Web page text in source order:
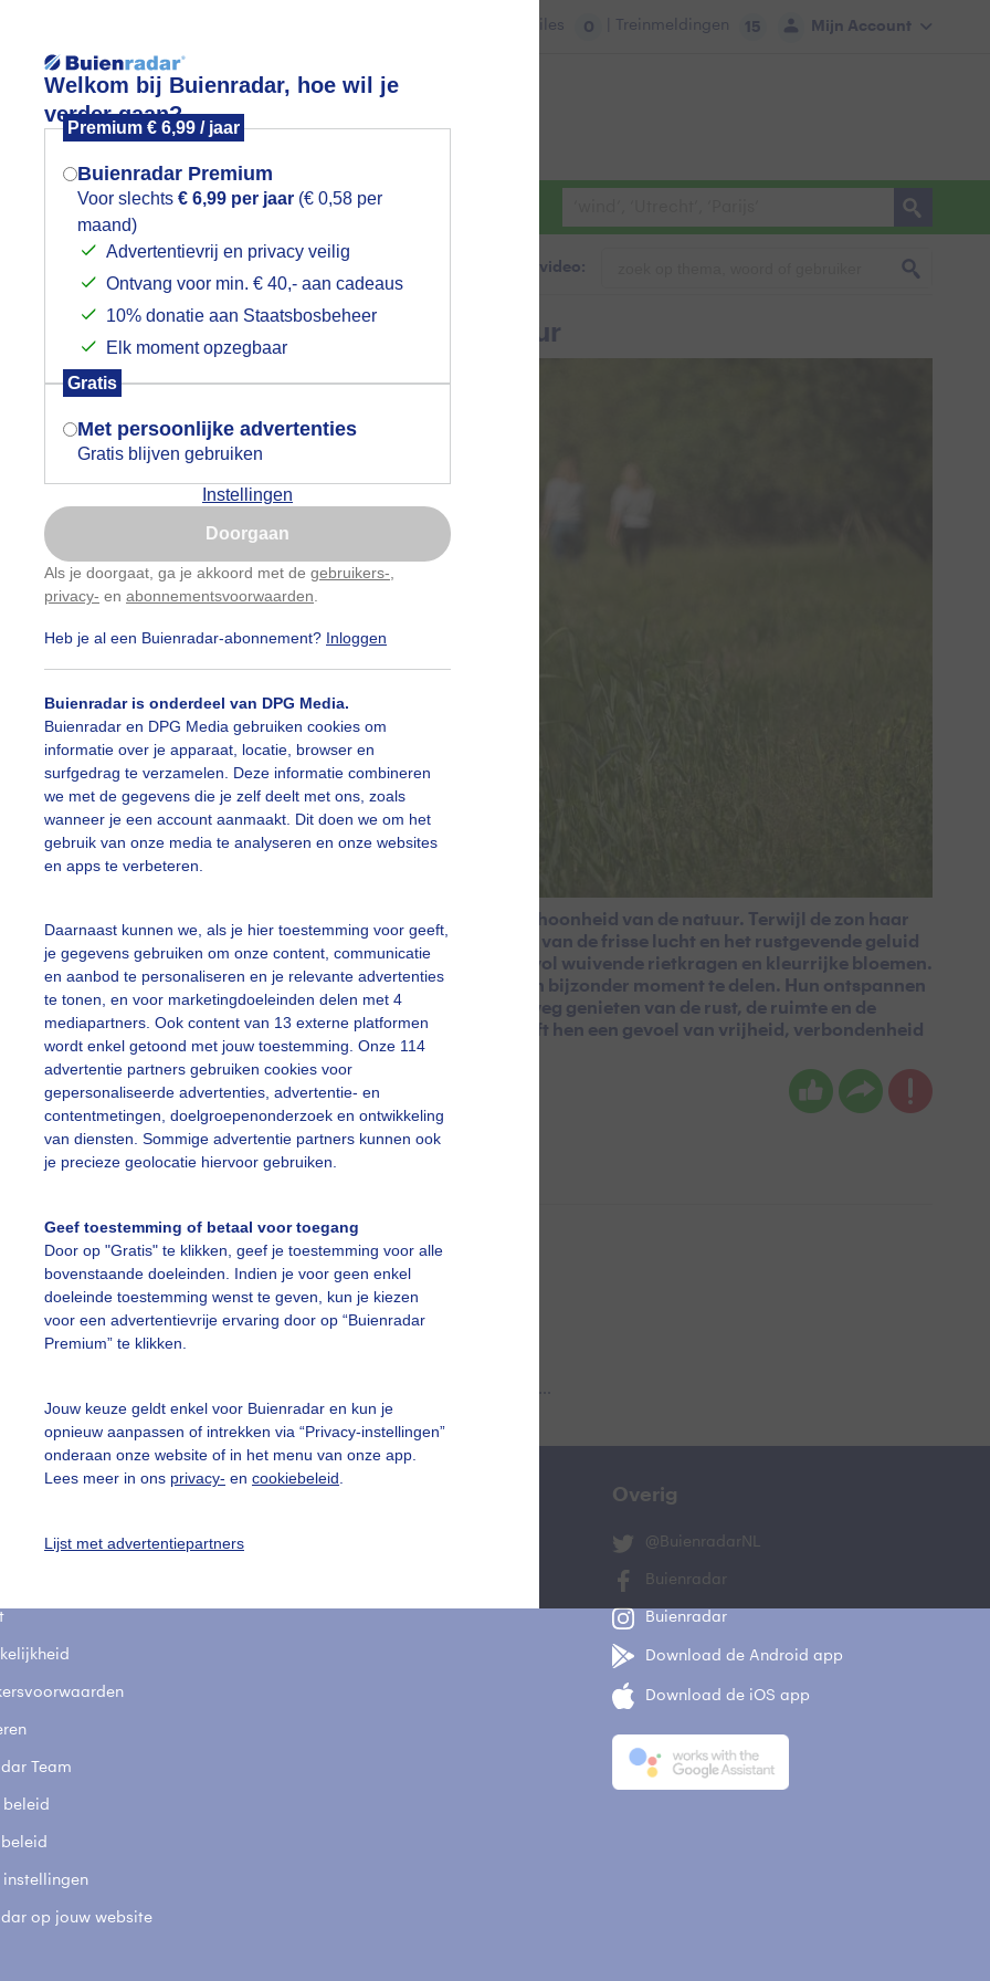
Welkom bij Buienradar, hoe wil je
verder gaan?
Premium € 6,99 / jaar
Buienradar Premium
Voor slechts € 6,99 per jaar (€ 0,58 per
maand)
Advertentievrij en privacy veilig
Ontvang voor min. € 40,- aan cadeaus
10% donatie aan Staatsbosbeheer
Elk moment opzegbaar
Gratis
Met persoonlijke advertenties
Gratis blijven gebruiken
Instellingen
Doorgaan
Als je doorgaat, ga je akkoord met de gebruikers-
privacy- en abonnementsvoorwaarden
Heb je al een Buienradar-abonnement? Inloggen
Buienradar is onderdeel van DPG Media.
Buienradar en DPG Media gebruiken cookies om
informatie over je apparaat, locatie, browser en
surfgedrag te verzamelen. Deze informatie combineren
we met de gegevens die je zelf deelt met ons, zoals
wanneer je een account aanmaakt. Dit doen we om het
gebruik van onze media te analyseren en onze websites
en apps te verbeteren.
Daarnaast kunnen we, als je hier toestemming voor geeft,
je gegevens gebruiken om onze content, communicatie
en aanbod te personaliseren en je relevante advertenties
te tonen, en voor marketingdoeleinden delen met 4
mediapartners. Ook content van 13 externe platformen
wordt enkel getoond met jouw toestemming. Onze 114
advertentie partners gebruiken cookies voor
gepersonaliseerde advertenties, advertentie- en
contentmetingen, doelgroepenonderzoek en ontwikkeling
van diensten. Sommige advertentie partners kunnen ook
je precieze geolocatie hiervoor gebruiken.
Geef toestemming of betaal voor toegang
Door op "Gratis" te klikken, geef je toestemming voor alle
bovenstaande doeleinden. Indien je voor geen enkel
doeleinde toestemming wenst te geven, kun je kiezen
voor een advertentievrije ervaring door op “Buienradar
Premium” te klikken.
Jouw keuze geldt enkel voor Buienradar en kun je
opnieuw aanpassen of intrekken via “Privacy-instellingen”
onderaan onze website of in het menu van onze app.
Lees meer in ons privacy- en cookiebeleid
Lijst met advertentiepartners
Mijn Account
Files 0 | Treinmeldingen 15
Foto en video Weerzine
Zoeken in foto & video:
van de schoonheid van de natuur
mensen wandelen rustig langs het water, omringd door de schoonheid van de natuur. Terwijl de zon haar
licht over het kabbelende water laat glinsteren, genieten zij van de frisse lucht en het rustgevende geluid
vogels in de verte. Het pad slingert door een groen landschap vol wuivende rietkragen en kleurrijke bloemen.
en toe blijven ze even staan om het uitzicht te bewonderen of een bijzonder moment te delen. Hun ontspannen
wordt afgewisseld met stille momenten waarin ze simpelweg genieten van de rust, de ruimte en de
pracht om hen heen. De wandeling langs het water geeft hen een gevoel van vrijheid, verbondenheid
innerlijke rust.
remy van haarlem Gemaakt: 05-06-2026, 47x bekeken
Zon
slideshow
vragen
Team
beleid
instellingen
op jouw website
Overig
@BuienradarNL
Buienradar
Buienradar
Download de Android app
Download de iOS app
Mogen we je locatie gebruiken voor
het weer?
Indien je hier nog geen akkoord op hebt
gegeven, verschijnt er zo een pop-up uit
je browser waarin deze toestemming
gevraagd wordt.
Is goed, toon de popup
Nu niet, misschien later
Gebruik je Safari en wil je niet elke dag deze pop-up
Klikhierom dit aan te passen